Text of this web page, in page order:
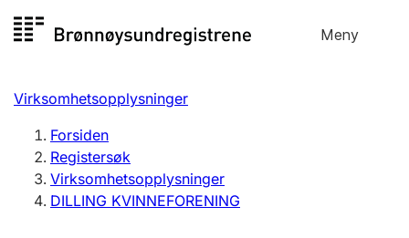
til
Meny
Registersøk
Aksjeselskap
Enkeltpersonforetak
Registrere, endre, slette
Virksomhetsopplysninger
Forsiden
Registersøk
Virksomhetsopplysninger
DILLING KVINNEFORENING